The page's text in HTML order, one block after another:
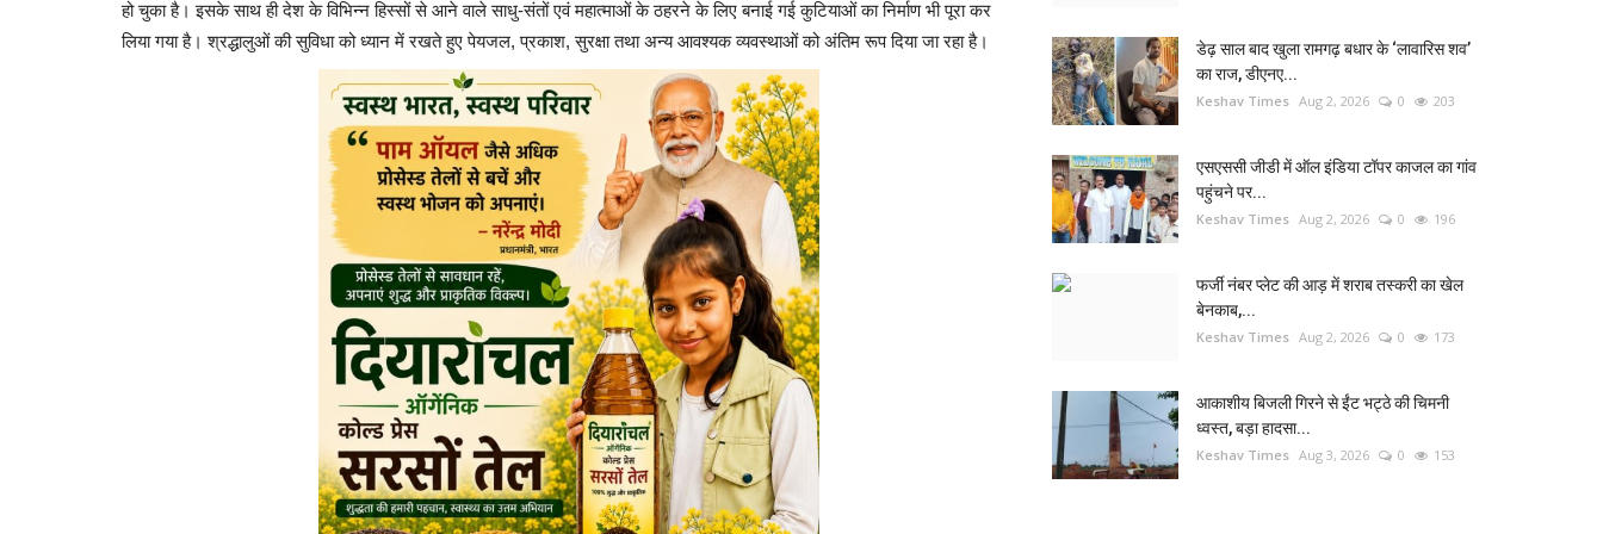
हो चुका है। इसके साथ ही देश के विभिन्न हिस्सों से आने वाले साधु-संतों एवं महात्माओं के ठहरने के लिए बनाई गई कुटियाओं का निर्माण भी पूरा कर
लिया गया है। श्रद्धालुओं की सुविधा को ध्यान में रखते हुए पेयजल, प्रकाश, सुरक्षा तथा अन्य आवश्यक व्यवस्थाओं को अंतिम रूप दिया जा रहा है।
डेढ़ साल बाद खुला रामगढ़ बधार के ‘लावारिस शव’
का राज, डीएनए...
Keshav Times Aug 2, 2026 0 203
एसएससी जीडी में ऑल इंडिया टॉपर काजल का गांव
पहुंचने पर...
Keshav Times Aug 2, 2026 0 196
फर्जी नंबर प्लेट की आड़ में शराब तस्करी का खेल
बेनकाब,...
Keshav Times Aug 2, 2026 0 173
आकाशीय बिजली गिरने से ईंट भट्ठे की चिमनी
ध्वस्त, बड़ा हादसा...
Keshav Times Aug 3, 2026 0 153